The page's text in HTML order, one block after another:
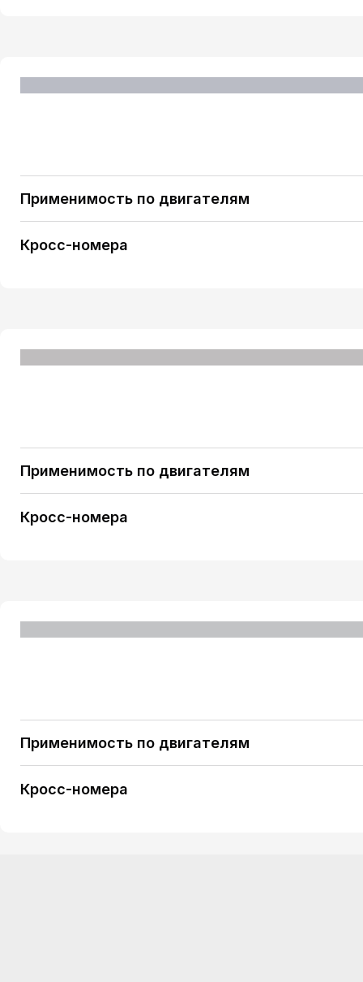
Применимость по двигателям
PEUGEOT 207 (WA_, WC_) 1.6 16V Turbo (1598
PEUGEOT 207 CC (WD_) 1.6 16V Turbo (1598
Кросс-номера
Применимость по двигателям
PEUGEOT 207 SW (WK_) 1.6 HDi [9HZ
Кросс-номера
Применимость по двигателям
PEUGEOT 207 1.6 HDi 110 (1560 ccm / 4 Zyl. /
Кросс-номера